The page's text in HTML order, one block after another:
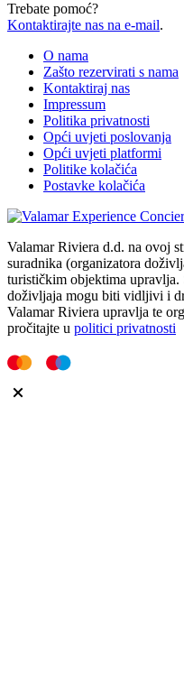
Trebate pomoć?
Kontaktirajte nas na e-mail.
O nama
Zašto rezervirati s nama
Kontaktiraj nas
Impressum
Politika privatnosti
Opći uvjeti poslovanja
Opći uvjeti platformi
Politike kolačića
Postavke kolačića
Valamar Riviera d.d. na ovoj
suradnika (organizatora
turističkim objektima upravlja.
doživljaja mogu biti vidljivi i
Valamar Riviera upravlja te
pročitajte u politici privatnosti